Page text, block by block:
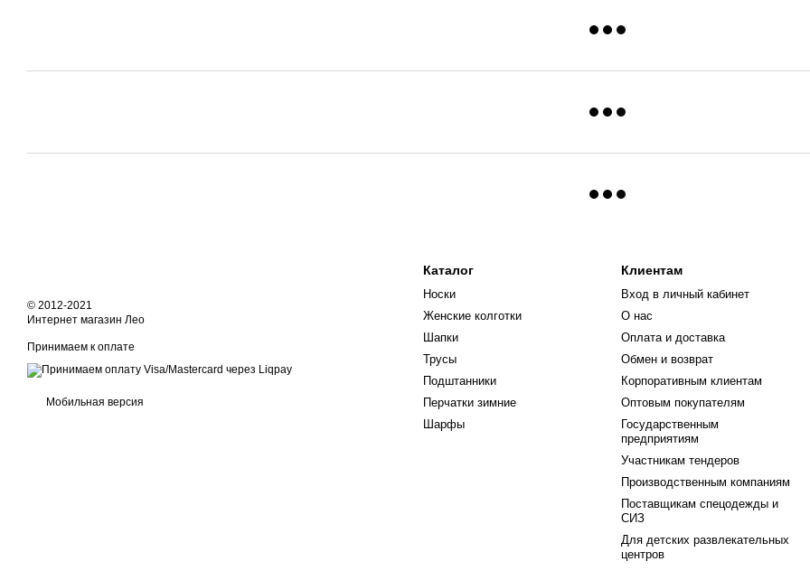
© 2012-2021
Интернет магазин Лео
Принимаем к оплате
Мобильная версия
Каталог
Носки
Женские колготки
Шапки
Трусы
Подштанники
Перчатки зимние
Шарфы
Клиентам
Вход в личный кабинет
О нас
Оплата и доставка
Обмен и возврат
Корпоративным клиентам
Оптовым покупателям
Государственным
предприятиям
Участникам тендеров
Производственным компаниям
Поставщикам спецодежды и
СИЗ
Для детских развлекательных
центров